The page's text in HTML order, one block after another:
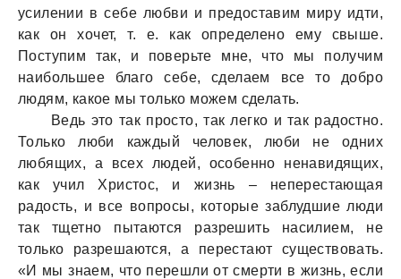
усилении в себе любви и предоставим миру идти,
как он хочет, т. е. как определено ему свыше.
Поступим так, и поверьте мне, что мы получим
наибольшее благо себе, сделаем все то добро
людям, какое мы только можем сделать.
Ведь это так просто, так легко и так радостно.
Только люби каждый человек, люби не одних
любящих, а всех людей, особенно ненавидящих,
как учил Христос, и жизнь – неперестающая
радость, и все вопросы, которые заблудшие люди
так тщетно пытаются разрешить насилием, не
только разрешаются, а перестают существовать.
«И мы знаем, что перешли от смерти в жизнь, если